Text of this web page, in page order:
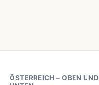
ÖSTERREICH – OBEN UND